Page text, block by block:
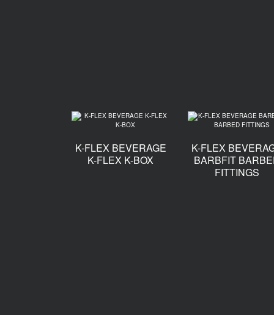
K-FLEX BEVERAGE
K-FLEX K-BOX
K-FLEX
BARBFIT
FITTINGS